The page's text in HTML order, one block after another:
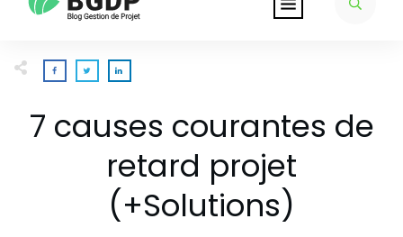
7 causes courantes de
retard projet
(+Solutions)